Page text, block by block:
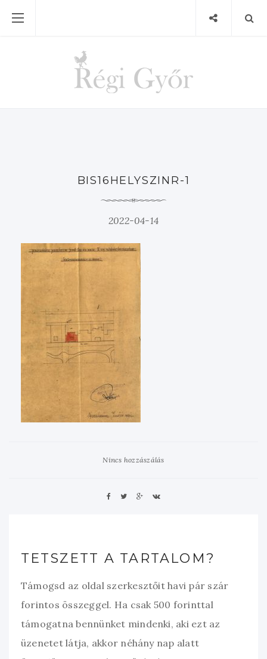
BIS16HELYSZINR-1
2022-04-14
Nincs hozzászálás
TETSZETT A TARTALOM?
Támogsd az oldal szerkesztőit havi pár szár
forintos összeggel. Ha csak 500 forinttal
támogatna bennünket mindenki, aki ezt az
üzenetet látja, akkor néhány nap alatt